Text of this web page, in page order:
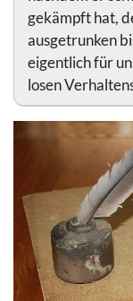
gekämpft hat,
ausgetrunken
eigentlich für
losen